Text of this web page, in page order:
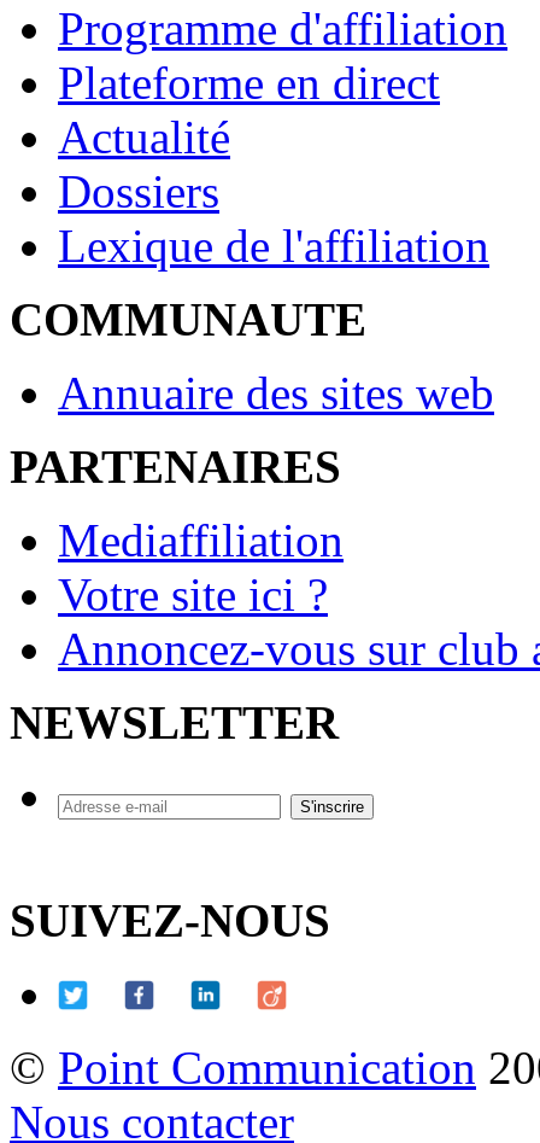
Programme d'affiliation
Plateforme en direct
Actualité
Dossiers
Lexique de l'affiliation
COMMUNAUTE
Annuaire des sites web
PARTENAIRES
Mediaffiliation
Votre site ici ?
Annoncez-vous sur
NEWSLETTER
SUIVEZ-NOUS
© Point Communication
Nous contacter